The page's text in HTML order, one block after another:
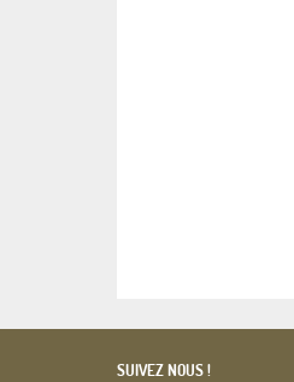
SUIVEZ NOUS !